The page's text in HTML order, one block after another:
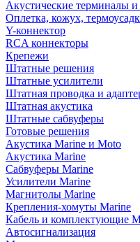
Акустические терминалы
Оплетка, кожух,
Y-коннектор
RCA коннекторы
Крепежи
Штатные решения
Штатные усилители
Штатная проводка и
Штатная акустика
Штатные сабвуферы
Готовые решения
Акустика Marine и Moto
Акустика Marine
Сабвуферы Marine
Усилители Marine
Магнитолы Marine
Крепления-хомуты Marine
Кабель и комплектующие
Автосигнализация